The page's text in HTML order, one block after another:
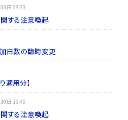
日 09:33
する注意喚起
加日数の臨時変更
適用分】
日 10:40
する注意喚起